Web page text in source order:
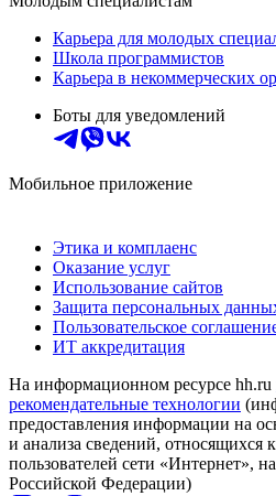
Карьера для молодых
Школа программистов
Карьера в некоммерческих
Боты для уведомлений
Мобильное приложение
Этика и комплаенс
Оказание услуг
Использование сайтов
Защита персональных
Пользовательское
ИТ аккредитация
На информационном ресурсе hh.ru
рекомендательные технологии
предоставления информации на
и анализа сведений, относящихся
пользователей сети «Интернет»,
Российской Федерации)